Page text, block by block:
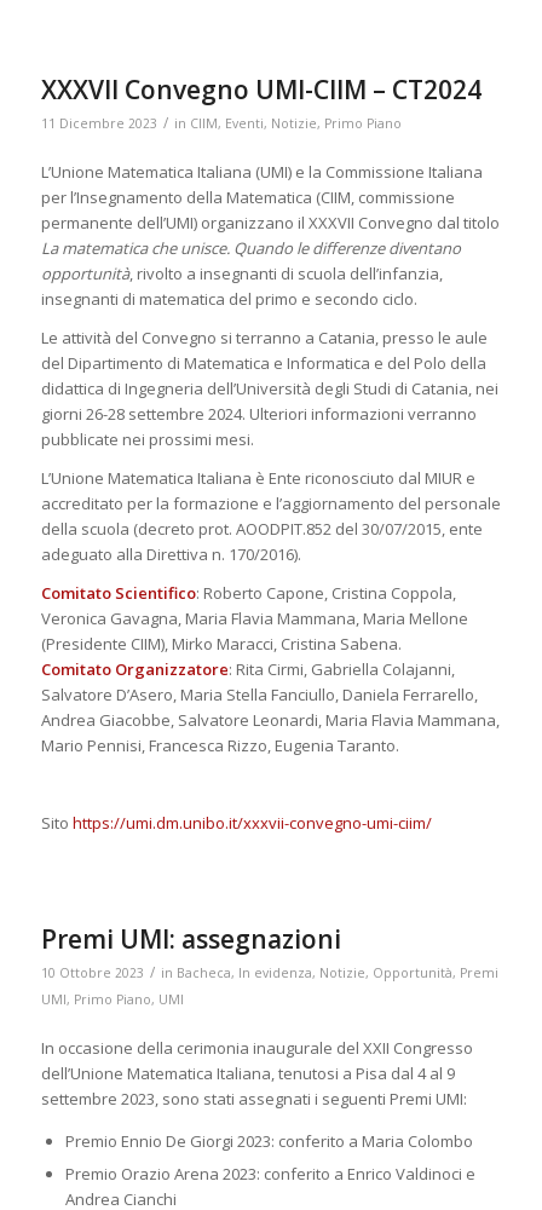
XXXVII Convegno UMI-CIIM – CT2024
11 Dicembre 2023 / in CIIM, Eventi, Notizie, Primo Piano
L’Unione Matematica Italiana (UMI) e la Commissione Italiana
per l’Insegnamento della Matematica (CIIM, commissione
permanente dell’UMI) organizzano il XXXVII Convegno dal titolo
La matematica che unisce. Quando le differenze diventano
opportunità, rivolto a insegnanti di scuola dell’infanzia,
insegnanti di matematica del primo e secondo ciclo.
Le attività del Convegno si terranno a Catania, presso le aule
del Dipartimento di Matematica e Informatica e del Polo della
didattica di Ingegneria dell’Università degli Studi di Catania, nei
giorni 26-28 settembre 2024. Ulteriori informazioni verranno
pubblicate nei prossimi mesi.
L’Unione Matematica Italiana è Ente riconosciuto dal MIUR e
accreditato per la formazione e l’aggiornamento del personale
della scuola (decreto prot. AOODPIT.852 del 30/07/2015, ente
adeguato alla Direttiva n. 170/2016).
Comitato Scientifico: Roberto Capone, Cristina Coppola,
Veronica Gavagna, Maria Flavia Mammana, Maria Mellone
(Presidente CIIM), Mirko Maracci, Cristina Sabena.
Comitato Organizzatore: Rita Cirmi, Gabriella Colajanni,
Salvatore D’Asero, Maria Stella Fanciullo, Daniela Ferrarello,
Andrea Giacobbe, Salvatore Leonardi, Maria Flavia Mammana,
Mario Pennisi, Francesca Rizzo, Eugenia Taranto.
Sito https://umi.dm.unibo.it/xxxvii-convegno-umi-ciim/
Premi UMI: assegnazioni
10 Ottobre 2023 / in Bacheca, In evidenza, Notizie, Opportunità, Premi
UMI, Primo Piano, UMI
In occasione della cerimonia inaugurale del XXII Congresso
dell’Unione Matematica Italiana, tenutosi a Pisa dal 4 al 9
settembre 2023, sono stati assegnati i seguenti Premi UMI:
Premio Ennio De Giorgi 2023: conferito a Maria Colombo
Premio Orazio Arena 2023: conferito a Enrico Valdinoci e
Andrea Cianchi